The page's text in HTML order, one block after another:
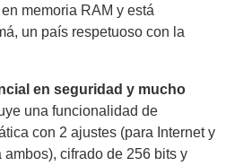
memoria RAM y está
un país respetuoso con la
en seguridad y mucho
una funcionalidad de
con 2 ajustes (para Internet y
cifrado de 256 bits y